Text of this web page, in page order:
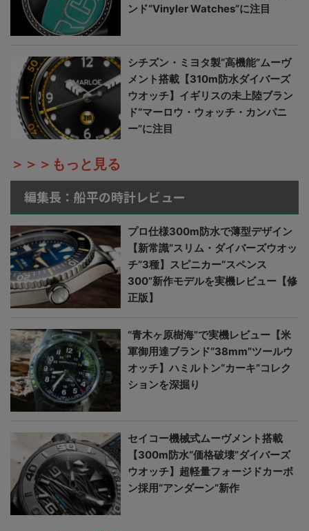
ンド“Vinyler Watches”に注目
シチズン・ミヨタ製“高機能”ムーヴ
メント搭載【310m防水ダイバーズ
ウオッチ】イギリスの未上陸ブラン
ド“マーロウ・ウォッチ・カンパニ
ー”に注目
＞＞＞もっと見る
編集長：船平の時計レビュー
プロ仕様300m防水で薄型デザイン
【新常識“スリム・ダイバーズウオッ
チ”3種】スピニカー“スペンス
300”新作モデルを実機レビュー【修
正版】
“青木ヶ原樹海”で実機レビュー【米
軍御用達ブランド“38mm”ツールウ
オッチ】ハミルトン“カーキ”コレク
ションを深掘り
セイコー機械式ムーヴメント搭載
【300m防水“価格破壊”ダイバーズ
ウオッチ】超軽量フォージドカーボ
ン採用“アンダーン”新作